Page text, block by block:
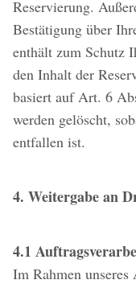
Reservierung.
Bestätigung über
enthält zum Schutz
den Inhalt der
basiert auf Art. 6
werden gelöscht,
entfallen ist.
4. Weitergabe an
4.1
Im Rahmen